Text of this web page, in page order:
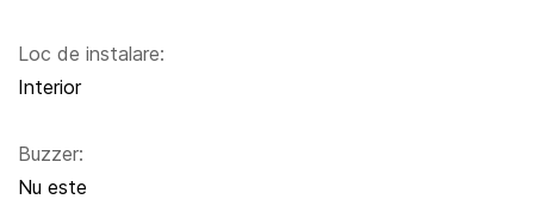
Loc de instalare:
Interior
Buzzer:
Nu este